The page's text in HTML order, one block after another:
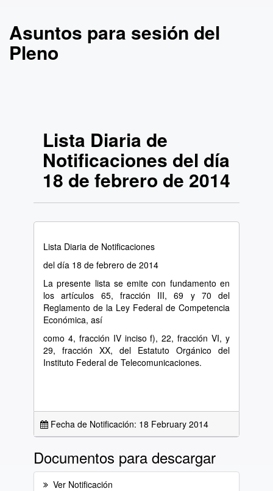
Asuntos para sesión del
Pleno
Lista Diaria de
Notificaciones del día
18 de febrero de 2014
Lista Diaria de Notificaciones
del día 18 de febrero de 2014
La presente lista se emite con fundamento en
los artículos 65, fracción III, 69 y 70 del
Reglamento de la Ley Federal de Competencia
Económica, así
como 4, fracción IV inciso f), 22, fracción VI, y
29, fracción XX, del Estatuto Orgánico del
Instituto Federal de Telecomunicaciones.
Fecha de Notificación: 18 February 2014
Documentos para descargar
Ver Notificación